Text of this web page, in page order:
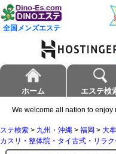
全国メンズエステ
ホーム エステ検
We welcome all nation to enjoy
ステ検索 > 九州・沖縄 > 福岡 > 大
カスリ・整体院・タイ古式・リラ